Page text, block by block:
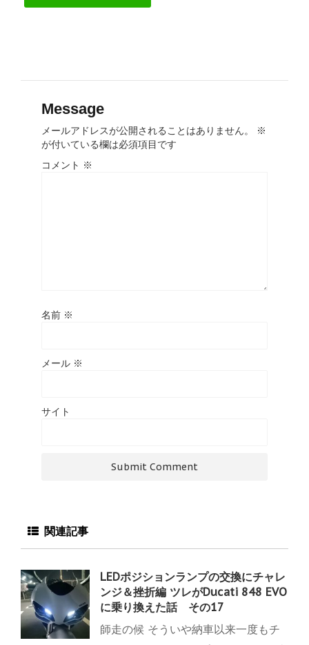
Message
メールアドレスが公開されることはありません。
※
が付いている欄は必須項目です
コメント ※
名前 ※
メール ※
サイト
関連記事
LEDポジションランプの交換にチャレ
ンジ＆挫折編 ツレがDucati 848 EVO
に乗り換えた話 その17
師走の候 そういや納車以来一度もチ